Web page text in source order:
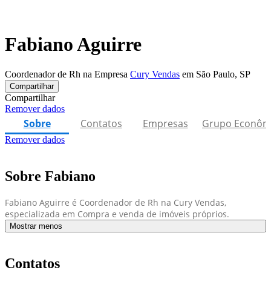
Fabiano Aguirre
Coordenador de Rh na Empresa Cury Vendas em São Paulo, SP
Compartilhar
Compartilhar
Remover dados
Sobre Contatos Empresas Grupo
Remover dados
Sobre Fabiano
Fabiano Aguirre é Coordenador de Rh na Cury Vendas,
especializada em Compra e venda de imóveis próprios.
Mostrar menos
Contatos